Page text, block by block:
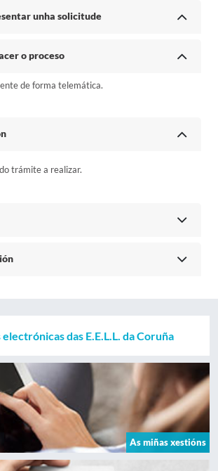
unha solicitude
o proceso
de forma telemática.
trámite a realizar.
electrónicas das E.E.L.L. da Coruña
As miñas xestións